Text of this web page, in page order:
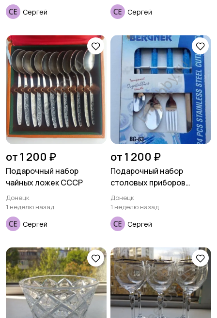
Сергей Сергей
от 1 200 ₽
Подарочный набор
чайных ложек СССР
Донецк
1 неделю назад
Сергей
от 1 200 ₽
Подарочный набор
столовых приборов
BERGNER
Донецк
1 неделю назад
Сергей